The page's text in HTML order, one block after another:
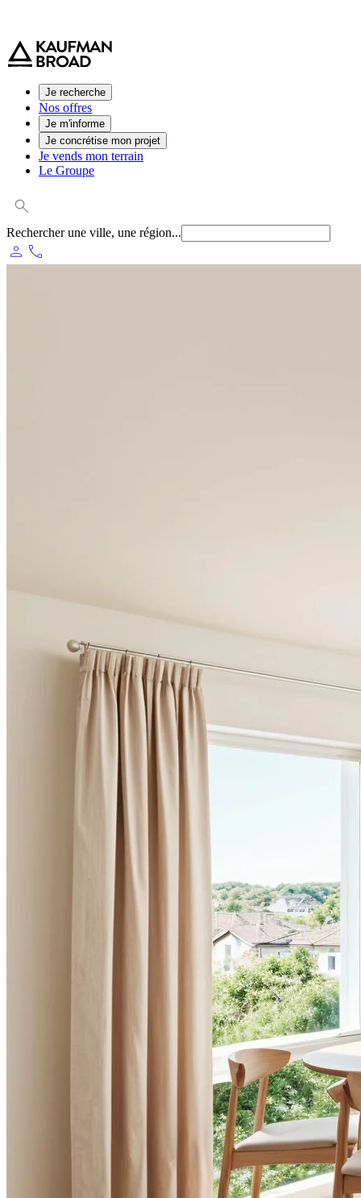
Je recherche
Nos offres
Je m'informe
Je concrétise mon projet
Je vends mon terrain
Le Groupe
Rechercher une ville, une région...
person phone